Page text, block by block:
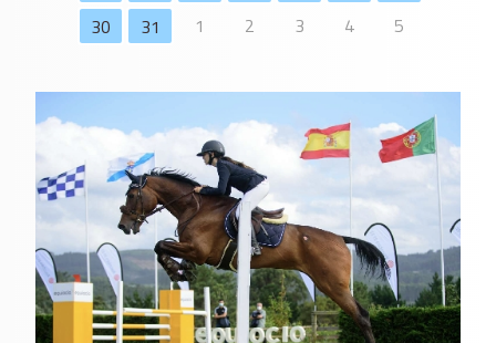
30
31 1 2 3 4 5